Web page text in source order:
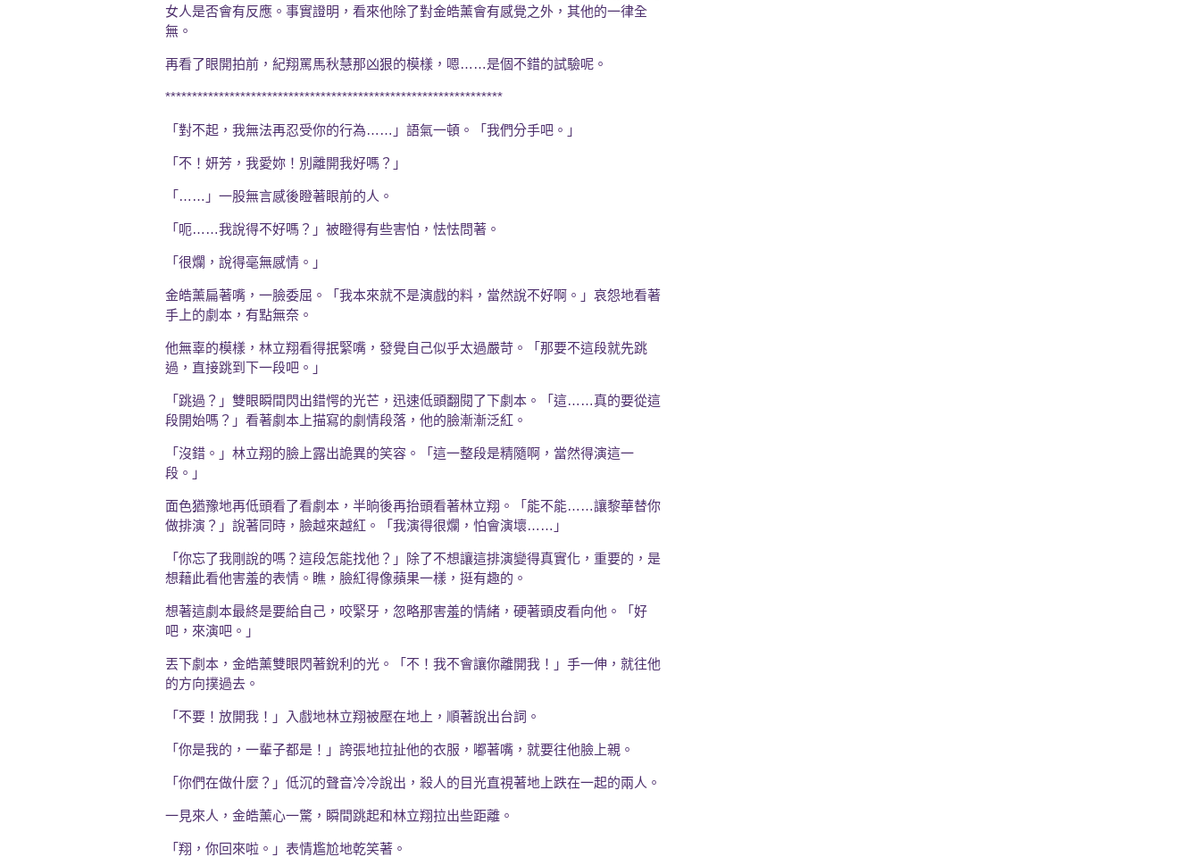
女人是否會有反應。事實證明，看來他除了對金皓薰會有感覺之外，其他的一律全
無。
再看了眼開拍前，紀翔罵馬秋慧那凶狠的模樣，嗯……是個不錯的試驗呢。
***************************************************************
「對不起，我無法再忍受你的行為……」語氣一頓。「我們分手吧。」
「不！妍芳，我愛妳！別離開我好嗎？」
「……」一股無言感後瞪著眼前的人。
「呃……我說得不好嗎？」被瞪得有些害怕，怯怯問著。
「很爛，說得毫無感情。」
金皓薰扁著嘴，一臉委屈。「我本來就不是演戲的料，當然說不好啊。」哀怨地看著
手上的劇本，有點無奈。
他無辜的模樣，林立翔看得抿緊嘴，發覺自己似乎太過嚴苛。「那要不這段就先跳
過，直接跳到下一段吧。」
「跳過？」雙眼瞬間閃出錯愕的光芒，迅速低頭翻閱了下劇本。「這……真的要從這
段開始嗎？」看著劇本上描寫的劇情段落，他的臉漸漸泛紅。
「沒錯。」林立翔的臉上露出詭異的笑容。「這一整段是精隨啊，當然得演這一
段。」
面色猶豫地再低頭看了看劇本，半晌後再抬頭看著林立翔。「能不能……讓黎華替你
做排演？」說著同時，臉越來越紅。「我演得很爛，怕會演壞……」
「你忘了我剛說的嗎？這段怎能找他？」除了不想讓這排演變得真實化，重要的，是
想藉此看他害羞的表情。瞧，臉紅得像蘋果一樣，挺有趣的。
想著這劇本最終是要給自己，咬緊牙，忽略那害羞的情緒，硬著頭皮看向他。「好
吧，來演吧。」
丟下劇本，金皓薰雙眼閃著銳利的光。「不！我不會讓你離開我！」手一伸，就往他
的方向撲過去。
「不要！放開我！」入戲地林立翔被壓在地上，順著說出台詞。
「你是我的，一輩子都是！」誇張地拉扯他的衣服，嘟著嘴，就要往他臉上親。
「你們在做什麼？」低沉的聲音冷冷說出，殺人的目光直視著地上跌在一起的兩人。
一見來人，金皓薰心一驚，瞬間跳起和林立翔拉出些距離。
「翔，你回來啦。」表情尷尬地乾笑著。